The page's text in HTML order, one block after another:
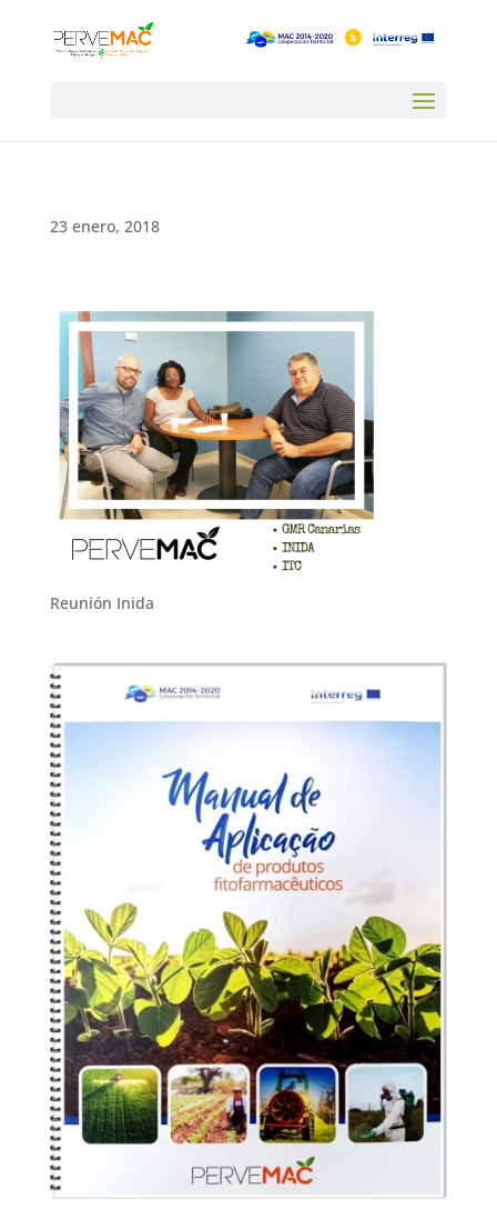
23 enero, 2018
Reunión Inida